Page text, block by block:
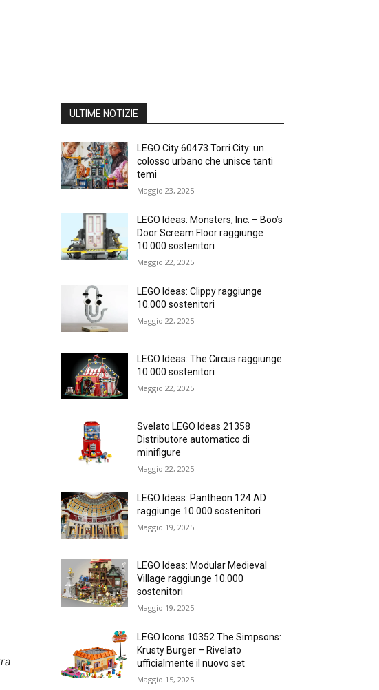
ULTIME NOTIZIE
LEGO City 60473 Torri City: un
colosso urbano che unisce tanti
temi
Maggio 23, 2025
LEGO Ideas: Monsters, Inc. – Boo’s
Door Scream Floor raggiunge
10.000 sostenitori
Maggio 22, 2025
LEGO Ideas: Clippy raggiunge
10.000 sostenitori
Maggio 22, 2025
LEGO Ideas: The Circus raggiunge
10.000 sostenitori
Maggio 22, 2025
Svelato LEGO Ideas 21358
Distributore automatico di
minifigure
Maggio 22, 2025
LEGO Ideas: Pantheon 124 AD
raggiunge 10.000 sostenitori
Maggio 19, 2025
LEGO Ideas: Modular Medieval
Village raggiunge 10.000
sostenitori
Maggio 19, 2025
LEGO Icons 10352 The Simpsons:
Krusty Burger – Rivelato
ufficialmente il nuovo set
Maggio 15, 2025